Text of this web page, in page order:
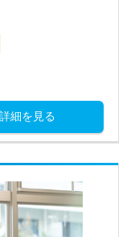
詳細を見る